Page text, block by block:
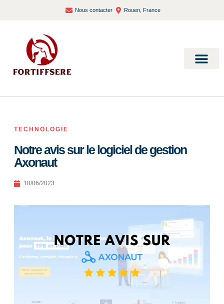
Nous contacter Rouen, France
TECHNOLOGIE
Notre avis sur le logiciel de gestion
Axonaut
18/06/2023